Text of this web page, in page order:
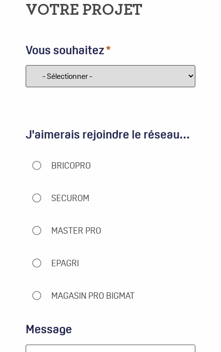
VOTRE PROJET
Vous souhaitez
J'aimerais rejoindre le réseau...
BRICOPRO
SECUROM
MASTER PRO
EPAGRI
MAGASIN PRO BIGMAT
Message